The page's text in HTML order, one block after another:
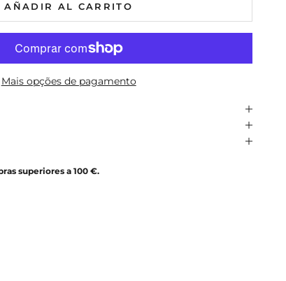
AÑADIR AL CARRITO
Mais opções de pagamento
superiores a 100 €.